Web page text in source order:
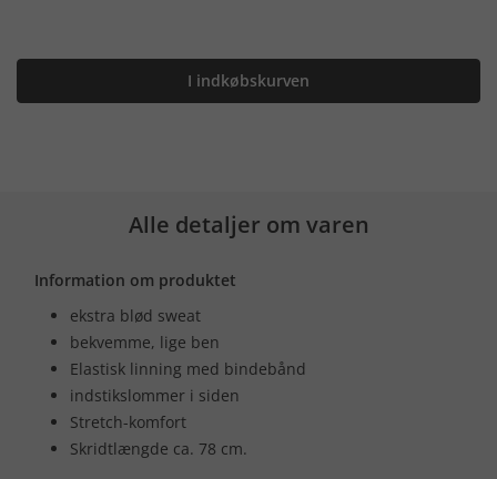
I indkøbskurven
Alle detaljer om varen
Information om produktet
ekstra blød sweat
bekvemme, lige ben
Elastisk linning med bindebånd
indstikslommer i siden
Stretch-komfort
Skridtlængde ca. 78 cm.